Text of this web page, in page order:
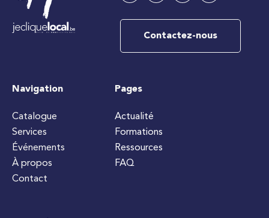
Contactez-nous
Navigation
Catalogue
Services
Événements
À propos
Contact
Pages
Actualité
Formations
Ressources
FAQ